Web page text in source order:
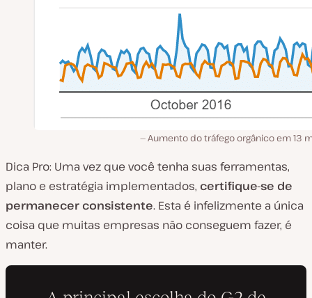
Aumento do tráfego orgânico em 13
Dica Pro: Uma vez que você tenha suas ferramentas,
plano e estratégia implementados, certifique-se de
permanecer consistente. Esta é infelizmente a única
coisa que muitas empresas não conseguem fazer, é
manter.